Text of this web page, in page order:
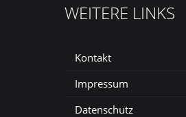
WEITERE LINKS
Kontakt
Impressum
Datenschutz